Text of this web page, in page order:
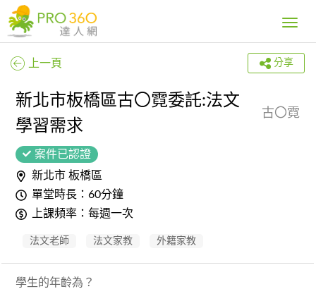
Toggle
上一頁 分享
新北市板橋區古〇霓委託:法文
學習需求
古〇霓
案件已認證
新北市 板橋區
單堂時長：60分鐘
上課頻率：每週一次
法文老師 法文家教 外籍家教
學生的年齡為？